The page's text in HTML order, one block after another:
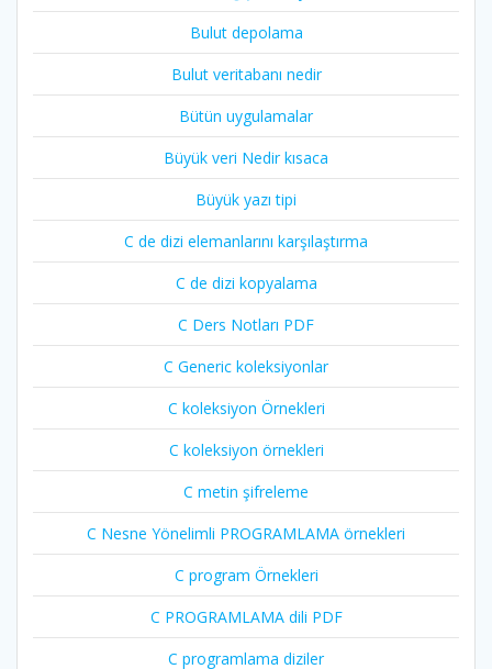
Bulut depolama
Bulut veritabanı nedir
Bütün uygulamalar
Büyük veri Nedir kısaca
Büyük yazı tipi
C de dizi elemanlarını karşılaştırma
C de dizi kopyalama
C Ders Notları PDF
C Generic koleksiyonlar
C koleksiyon Örnekleri
C koleksiyon örnekleri
C metin şifreleme
C Nesne Yönelimli PROGRAMLAMA örnekleri
C program Örnekleri
C PROGRAMLAMA dili PDF
C programlama diziler